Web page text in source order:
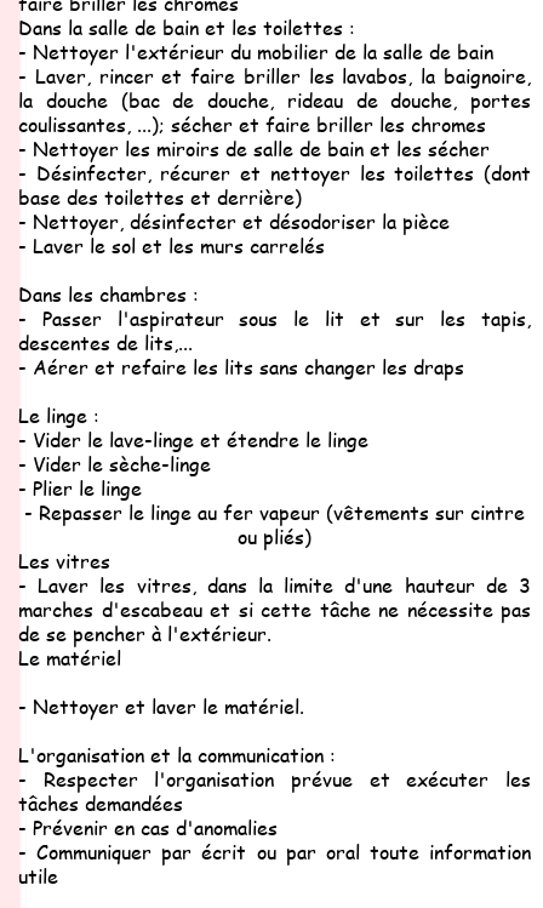
Dans la salle de bain et les toilettes :
- Nettoyer l'extérieur du mobilier de la salle de bain
- Laver, rincer et faire briller les lavabos, la baignoire,
la douche (bac de douche, rideau de douche, portes
coulissantes, ...); sécher et faire briller les chromes
- Nettoyer les miroirs de salle de bain et les sécher
- Désinfecter, récurer et nettoyer les toilettes (dont
base des toilettes et derrière)
- Nettoyer, désinfecter et désodoriser la pièce
- Laver le sol et les murs carrelés
Dans les chambres :
- Passer l'aspirateur sous le lit et sur les tapis,
descentes de lits,...
- Aérer et refaire les lits sans changer les draps
Le linge :
- Vider le lave-linge et étendre le linge
- Vider le sèche-linge
- Plier le linge
- Repasser le linge au fer vapeur (vêtements sur cintre
ou pliés)
Les vitres
- Laver les vitres, dans la limite d'une hauteur de 3
marches d'escabeau et si cette tâche ne nécessite pas
de se pencher à l'extérieur.
Le matériel
- Nettoyer et laver le matériel.
L'organisation et la communication :
- Respecter l'organisation prévue et exécuter les
tâches demandées
- Prévenir en cas d'anomalies
- Communiquer par écrit ou par oral toute information
utile